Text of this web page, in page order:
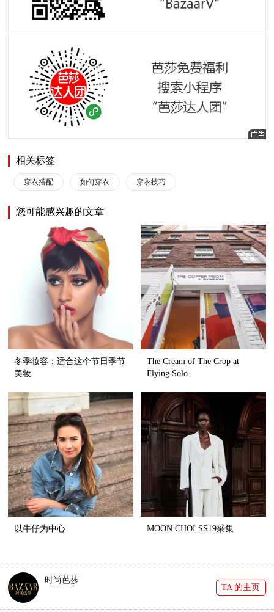
相关标签
穿衣搭配 如何穿衣 穿衣技巧
您可能感兴趣的文章
冬季妆容：适合这个节日季节
美妆
The Cream of The Crop at
Flying Solo
以牛仔为中心 MOON CHOI SS19采集
时尚芭莎
TA 的主页